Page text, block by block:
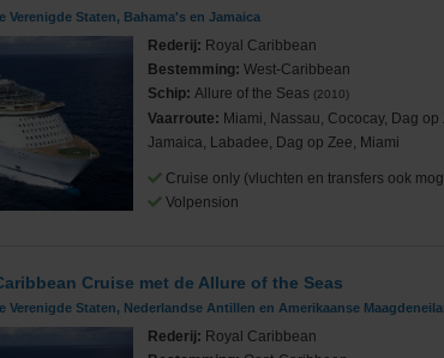
Verenigde Staten, Bahama's en Jamaica
Rederij: Royal Caribbean
Bestemming:West-Caribbean
Schip: Allure of the Seas (2010)
Vaarroute: Miami, Nassau, Cococay, Dag op
Jamaica, Labadee, Dag op Zee, Miami
Cruise only (vluchten en transfers ook
Volpension
Cruise met de Allure of the Seas
Verenigde Staten, Nederlandse Antillen en Amerikaanse
Rederij: Royal Caribbean